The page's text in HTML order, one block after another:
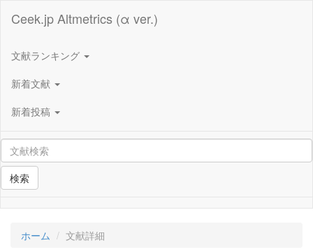
Ceek.jp Altmetrics (α ver.)
文献ランキング
新着文献
新着投稿
検索
ホーム 文献詳細